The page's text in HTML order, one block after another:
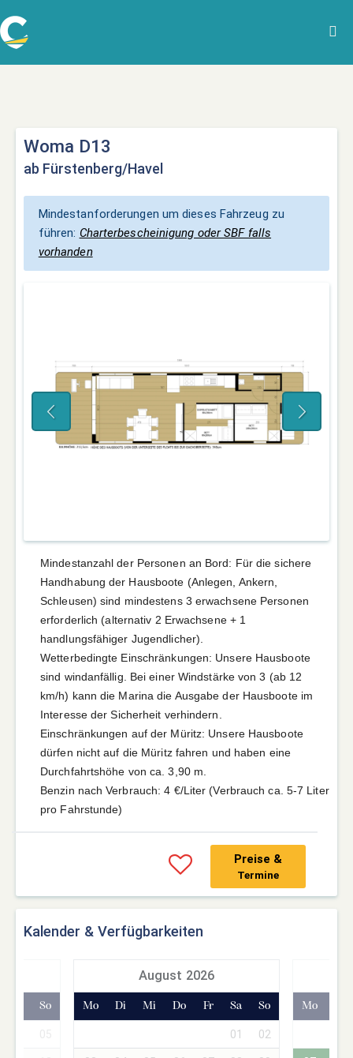
Woma D13
ab Fürstenberg/Havel
Mindestanforderungen um dieses Fahrzeug zu
führen: Charterbescheinigung oder SBF falls
vorhanden
Mindestanzahl der Personen an Bord: Für die sichere
Handhabung der Hausboote (Anlegen, Ankern,
Schleusen) sind mindestens 3 erwachsene Personen
erforderlich (alternativ 2 Erwachsene + 1
handlungsfähiger Jugendlicher).
Wetterbedingte Einschränkungen: Unsere Hausboote
sind windanfällig. Bei einer Windstärke von 3 (ab 12
km/h) kann die Marina die Ausgabe der Hausboote im
Interesse der Sicherheit verhindern.
Einschränkungen auf der Müritz: Unsere Hausboote
dürfen nicht auf die Müritz fahren und haben eine
Durchfahrtshöhe von ca. 3,90 m.
Benzin nach Verbrauch: 4 €/Liter (Verbrauch ca. 5-7 Liter
pro Fahrstunde)
Preise &
Termine
Kalender & Verfügbarkeiten
So
August 2026
Mo Di Mi Do Fr Sa So
01 02
Mo